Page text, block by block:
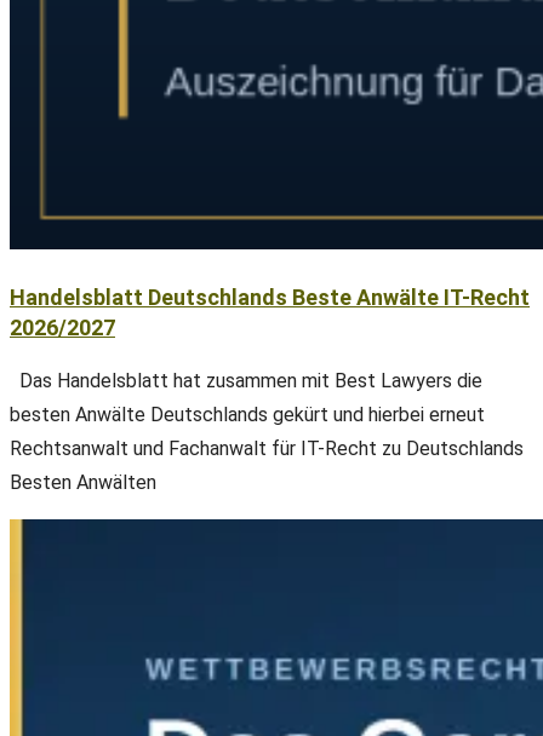
Handelsblatt Deutschlands Beste Anwälte IT-Recht
2026/2027
Das Handelsblatt hat zusammen mit Best Lawyers die
besten Anwälte Deutschlands gekürt und hierbei erneut
Rechtsanwalt und Fachanwalt für IT-Recht zu Deutschlands
Besten Anwälten